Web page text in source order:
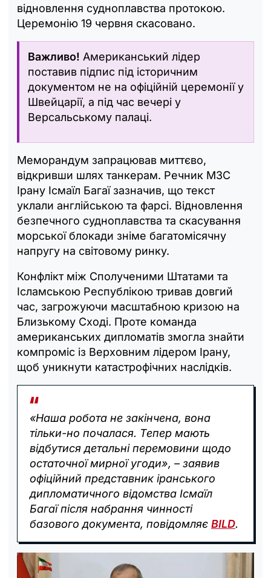
відновлення судноплавства протокою.
Церемонію 19 червня скасовано.
Важливо! Американський лідер
поставив підпис під історичним
документом не на офіційній церемонії у
Швейцарії, а під час вечері у
Версальському палаці.
Меморандум запрацював миттєво,
відкривши шлях танкерам. Речник МЗС
Ірану Ісмаїл Багаї зазначив, що текст
уклали англійською та фарсі. Відновлення
безпечного судноплавства та скасування
морської блокади зніме багатомісячну
напругу на світовому ринку.
Конфлікт між Сполученими Штатами та
Ісламською Республікою тривав довгий
час, загрожуючи масштабною кризою на
Близькому Сході. Проте команда
американських дипломатів змогла знайти
компроміс із Верховним лідером Ірану,
щоб уникнути катастрофічних наслідків.
«Наша робота не закінчена, вона
тільки-но почалася. Тепер мають
відбутися детальні перемовини щодо
остаточної мирної угоди», – заявив
офіційний представник іранського
дипломатичного відомства Ісмаїл
Багаї після набрання чинності
базового документа, повідомляє BILD.